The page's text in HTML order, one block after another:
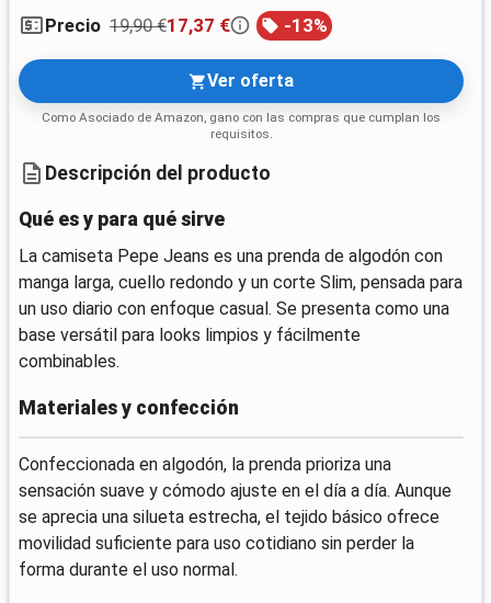
Precio 19,90 €17,37 € -13%
Ver oferta
Como Asociado de Amazon, gano con las compras que cumplan los
requisitos.
Descripción del producto
Qué es y para qué sirve
La camiseta Pepe Jeans es una prenda de algodón con
manga larga, cuello redondo y un corte Slim, pensada para
un uso diario con enfoque casual. Se presenta como una
base versátil para looks limpios y fácilmente
combinables.
Materiales y confección
Confeccionada en algodón, la prenda prioriza una
sensación suave y cómodo ajuste en el día a día. Aunque
se aprecia una silueta estrecha, el tejido básico ofrece
movilidad suficiente para uso cotidiano sin perder la
forma durante el uso normal.